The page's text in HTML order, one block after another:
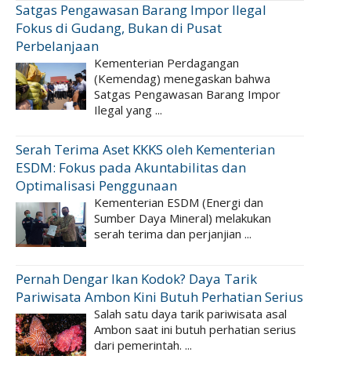
Satgas Pengawasan Barang Impor Ilegal
Fokus di Gudang, Bukan di Pusat
Perbelanjaan
Kementerian Perdagangan
(Kemendag) menegaskan bahwa
Satgas Pengawasan Barang Impor
Ilegal yang ...
Serah Terima Aset KKKS oleh Kementerian
ESDM: Fokus pada Akuntabilitas dan
Optimalisasi Penggunaan
Kementerian ESDM (Energi dan
Sumber Daya Mineral) melakukan
serah terima dan perjanjian ...
Pernah Dengar Ikan Kodok? Daya Tarik
Pariwisata Ambon Kini Butuh Perhatian Serius
Salah satu daya tarik pariwisata asal
Ambon saat ini butuh perhatian serius
dari pemerintah. ...